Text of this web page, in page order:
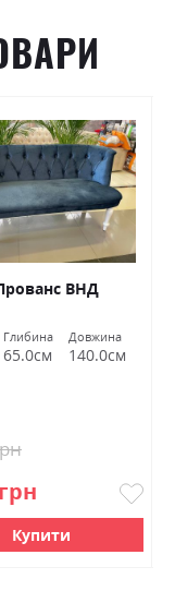
ВНД
Глибина
65.0см
Довжина
140.0см
Купити